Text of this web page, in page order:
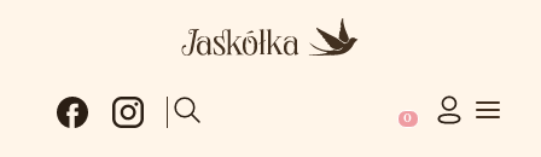
Otwórz wyszukiwarkę Produkty w